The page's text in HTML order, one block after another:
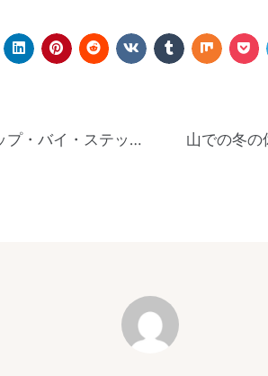
ホームペディキュア・ステップ・バイ・ステップ：家にいながらにしてプロの仕上がりを手に入れる方法 山での冬の